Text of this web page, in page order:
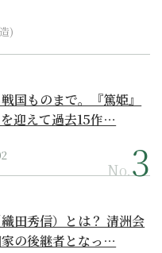
)
国ものまで。『篤姫』
迎えて過去15作…
No.
田秀信）とは？ 清洲会
の後継者となっ…